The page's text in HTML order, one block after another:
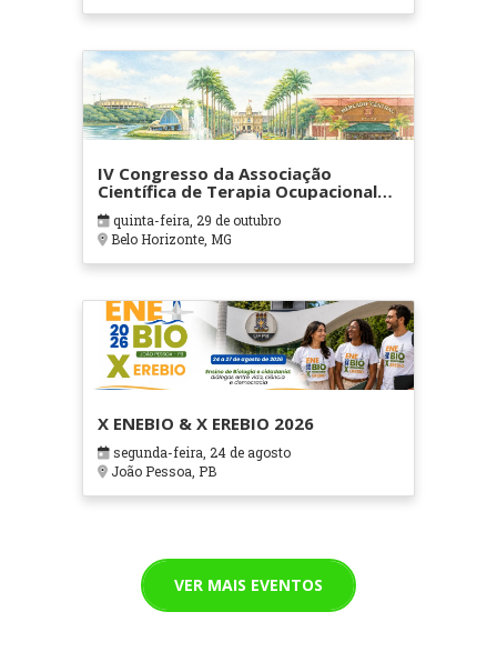
IV Congresso da Associação
Científica de Terapia Ocupacional
em Contextos Hospitalares e
Cuidados Paliativos - ATOHOSP
quinta-feira, 29 de outubro
Belo Horizonte, MG
X ENEBIO & X EREBIO 2026
segunda-feira, 24 de agosto
João Pessoa, PB
VER MAIS EVENTOS